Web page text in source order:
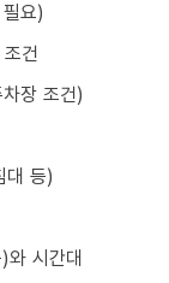
요)
건
장 조건)
대 등)
와 시간대